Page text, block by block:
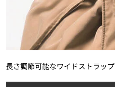
長さ調節可能なワイドストラップ